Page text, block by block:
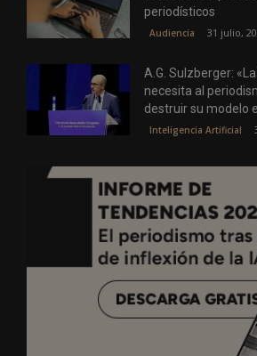
periodísticos
Audiencia 31 julio,
A.G. Sulzberger:
necesita al
destruir su modelo
Inteligencia Artificial